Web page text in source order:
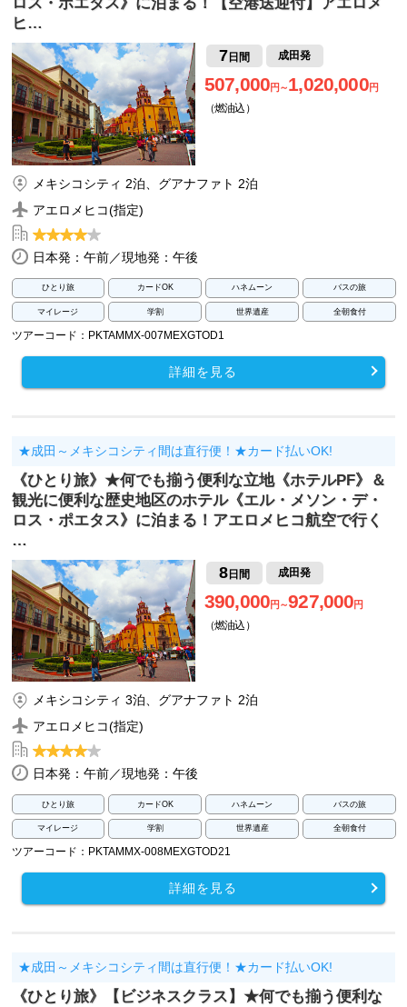
ロス・ポエタス》に泊まる！【空港送迎付】アエロメ
ヒ…
7 日間 成田発
507,000円～1,020,000円
（燃油込）
メキシコシティ 2泊、グアナファト 2泊
アエロメヒコ(指定)
日本発：午前／現地発：午後
ひとり旅 カードOK ハネムーン バスの旅
マイレージ 学割 世界遺産 全朝食付
ツアーコード：PKTAMMX-007MEXGTOD1
詳細を見る
★成田～メキシコシティ間は直行便！★カード払いOK!
《ひとり旅》★何でも揃う便利な立地《ホテルPF》＆
観光に便利な歴史地区のホテル《エル・メソン・デ・
ロス・ポエタス》に泊まる！アエロメヒコ航空で行く
…
8日間 成田発
390,000円～927,000円
（燃油込）
メキシコシティ 3泊、グアナファト 2泊
アエロメヒコ(指定)
日本発：午前／現地発：午後
ひとり旅 カードOK ハネムーン バスの旅
マイレージ 学割 世界遺産 全朝食付
ツアーコード：PKTAMMX-008MEXGTOD21
詳細を見る
★成田～メキシコシティ間は直行便！★カード払いOK!
《ひとり旅》【ビジネスクラス】★何でも揃う便利な